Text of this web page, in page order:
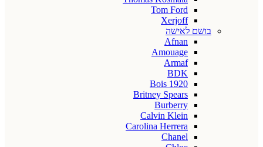
Tom Ford
Xerjoff
בושם לאישה
Afnan
Amouage
Armaf
BDK
Bois 1920
Britney Spears
Burberry
Calvin Klein
Carolina Herrera
Chanel